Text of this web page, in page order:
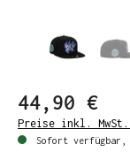
44,90 €
Preise inkl.
Sofort